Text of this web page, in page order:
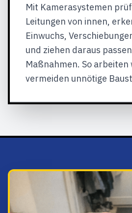
Mit Kamerasystemen
Leitungen von innen,
Einwuchs,
und ziehen daraus
Maßnahmen. So arbeiten
vermeiden unnötige